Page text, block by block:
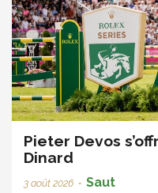
Pieter Devos
Dinard
3 août 2026 • Saut